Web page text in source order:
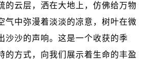
的云层，洒在大地上，仿佛给万物
气中弥漫着淡淡的凉意，树叶在微
沙沙的声响。这是一个收获的季
的方式，向我们展示着生命的丰盈